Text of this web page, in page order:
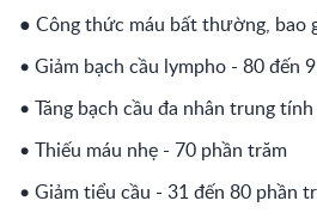
● Công thức máu bất thường, bao
• Giảm bạch cầu lympho - 80 đến
• Tăng bạch cầu đa nhân trung
• Thiếu máu nhẹ - 70 phần trăm
• Giảm tiểu cầu - 31 đến 80 phần